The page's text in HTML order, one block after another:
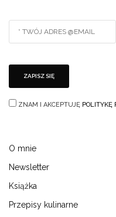
ZNAM I AKCEPTUJĘ POLITYKĘ
O mnie
Newsletter
Książka
Przepisy kulinarne